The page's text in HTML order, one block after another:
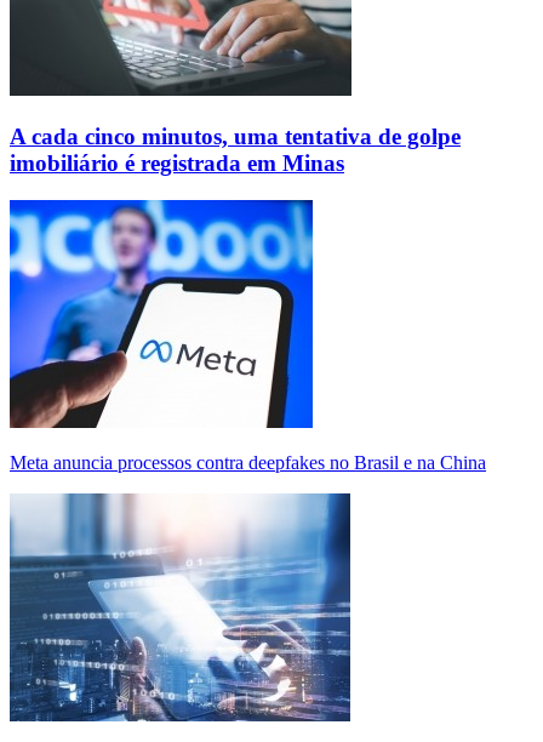
A cada cinco minutos, uma tentativa de golpe
imobiliário é registrada em Minas
Meta anuncia processos contra deepfakes no Brasil e na China